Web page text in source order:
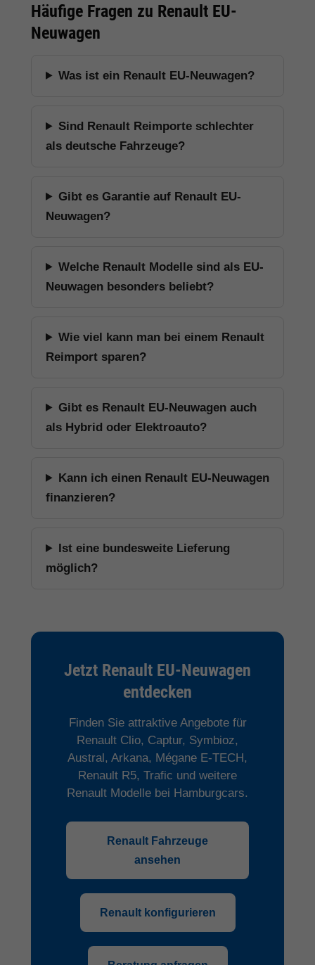
Häufige Fragen zu Renault EU-
Neuwagen
Was ist ein Renault EU-Neuwagen?
Sind Renault Reimporte schlechter
als deutsche Fahrzeuge?
Gibt es Garantie auf Renault EU-
Neuwagen?
Welche Renault Modelle sind als EU-
Neuwagen besonders beliebt?
Wie viel kann man bei einem Renault
Reimport sparen?
Gibt es Renault EU-Neuwagen auch
als Hybrid oder Elektroauto?
Kann ich einen Renault EU-Neuwagen
finanzieren?
Ist eine bundesweite Lieferung
möglich?
Jetzt Renault EU-Neuwagen
entdecken
Finden Sie attraktive Angebote für
Renault Clio, Captur, Symbioz,
Austral, Arkana, Mégane E-TECH,
Renault R5, Trafic und weitere
Renault Modelle bei Hamburgcars.
Renault Fahrzeuge
ansehen
Renault konfigurieren